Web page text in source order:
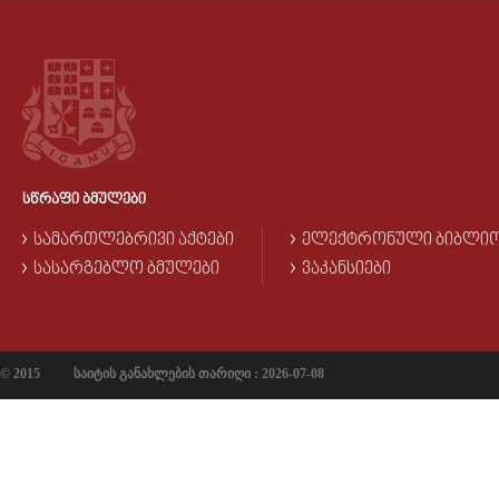
ᲡᲬᲠᲐᲤᲘ ᲑᲛᲣᲚᲔᲑᲘ
ᲡᲐᲛᲐᲠᲗᲚᲔᲑᲠᲘᲕᲘ ᲐᲥᲢᲔᲑᲘ
ᲡᲐᲡᲐᲠᲒᲔᲑᲚᲝ ᲑᲛᲣᲚᲔᲑᲘ
ᲔᲚᲔᲥᲢᲠᲝᲜᲣᲚᲘ
ᲕᲐᲙᲐᲜᲡᲘᲔᲑᲘ
© 2015 საიტის განახლების თარიღი : 2026-07-08